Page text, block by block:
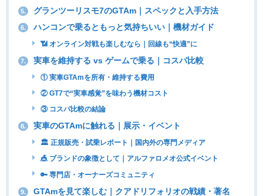
5. グランツーリスモ7のGTAm｜スペックと入手方法
6. ハンコンで乗るともっと気持ちいい｜機材ガイド
📶 オンライン対戦も楽しむなら｜回線も“快適”に
7. 実車を維持する vs ゲームで乗る｜コスパ比較
① 実車GTAmを所有・維持する費用
② GT7で“実車感覚”を味わう機材コスト
③ コスパ比較の結論
8. 実車のGTAmに触れる｜展示・イベント
🏛 正規販売・試乗レポート｜国内外の専門メディア
🎪 ブランドの象徴として｜アルファロメオ公式イベント
🔑 専門店・オーナーズコミュニティ
9.
GTAmを見て楽しむ｜クアドリフォリオの戦績・著名